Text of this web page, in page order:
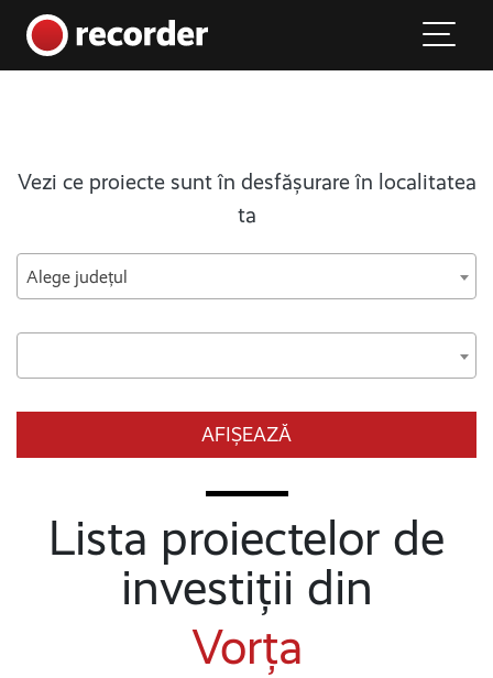
Main Navigation
Vezi ce proiecte sunt în desfășurare în localitatea
ta
Alege județul
AFIȘEAZĂ
Lista proiectelor de
investiții din
Vorța